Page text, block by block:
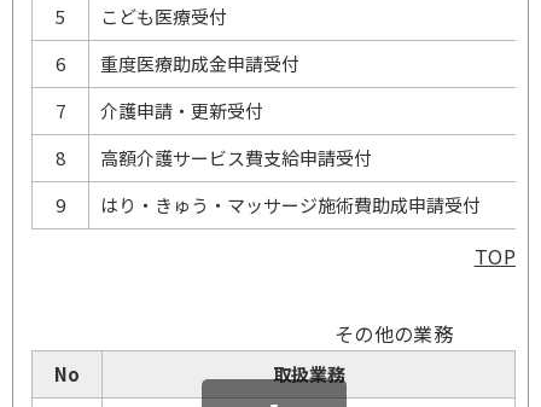
5
こども医療受付
6
重度医療助成金申請受付
7
介護申請・更新受付
8
高額介護サービス費支給申請受付
9
はり・きゅう・マッサージ施術費助成申請受付
TOP
その他の業務
No
取扱業務